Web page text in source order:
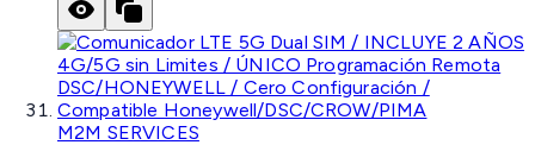
M2M SERVICES